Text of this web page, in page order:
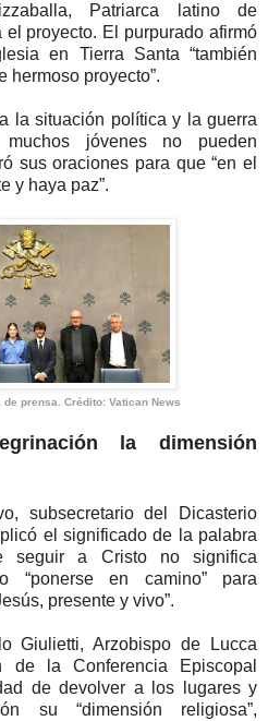
Patriarca latino de
proyecto. El purpurado afirmó
en Tierra Santa “también
hermoso proyecto”.
la situación política y la guerra
jóvenes no pueden
sus oraciones para que “en el
y haya paz”.
prensa. Crédito: Vatican News
la dimensión
subsecretario del Dicasterio
el significado de la palabra
seguir a Cristo no significa
“ponerse en camino” para
presente y vivo”.
Giulietti, Arzobispo de Lucca
de la Conferencia Episcopal
de devolver a los lugares y
su “dimensión religiosa”,